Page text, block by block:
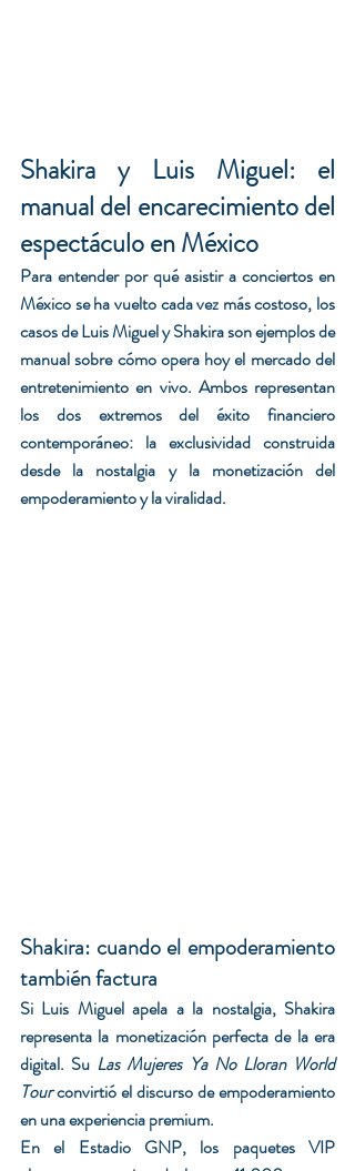
Shakira y Luis Miguel: el
manual del encarecimiento del
espectáculo en México
Para entender por qué asistir a conciertos en
México se ha vuelto cada vez más costoso, los
casos de Luis Miguel y Shakira son ejemplos de
manual sobre cómo opera hoy el mercado del
entretenimiento en vivo. Ambos representan
los dos extremos del éxito financiero
contemporáneo: la exclusividad construida
desde la nostalgia y la monetización del
empoderamiento y la viralidad.
Shakira: cuando el empoderamiento
también factura
Si Luis Miguel apela a la nostalgia, Shakira
representa la monetización perfecta de la era
digital. Su Las Mujeres Ya No Lloran World
Tour convirtió el discurso de empoderamiento
en una experiencia premium.
En el Estadio GNP, los paquetes VIP